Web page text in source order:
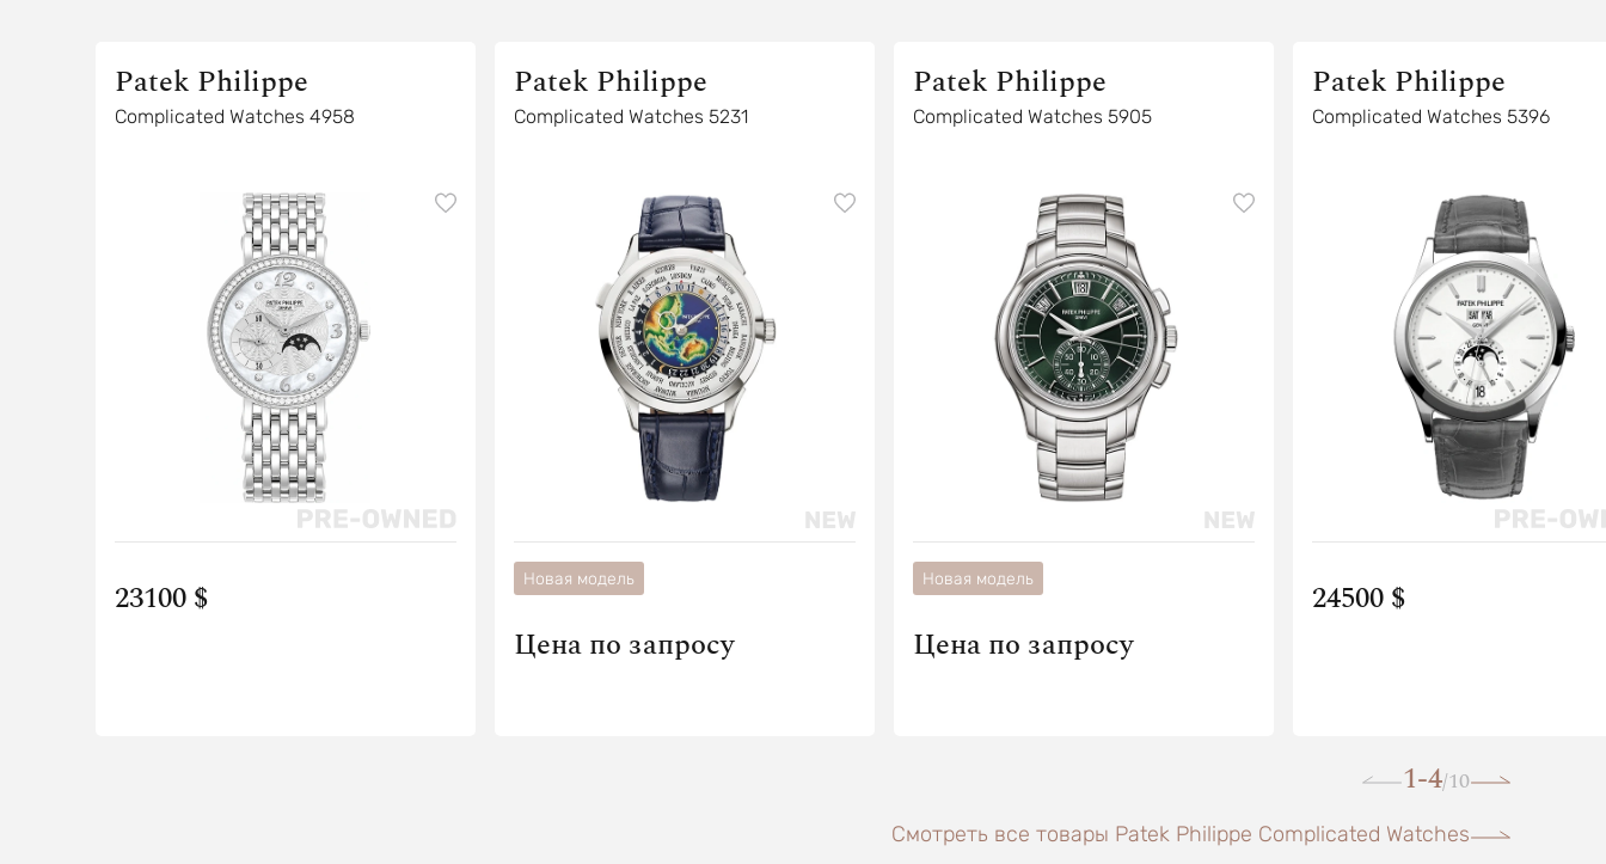
Patek Philippe
Complicated Watches 4958
23100 $
Patek Philippe
Complicated Watches 5231
Новая модель
Цена по запросу
Patek Philippe
Complicated Watches 5905
Новая модель
Цена по запросу
Patek Philippe
Complicated Watches 5396
24500 $
1-4/10
Смотреть все товары Patek Philippe Complicated Watches